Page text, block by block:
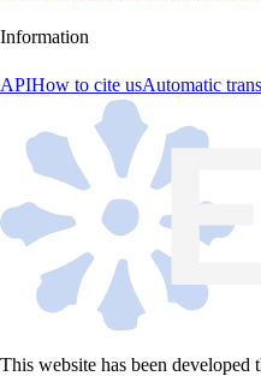
Information
APIHow to cite usAutomatic
This website has been